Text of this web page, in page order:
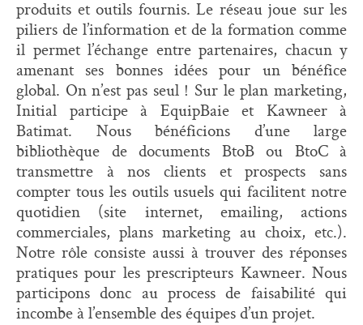
produits et outils fournis. Le réseau joue sur les
piliers de l’information et de la formation comme
il permet l’échange entre partenaires, chacun y
amenant ses bonnes idées pour un bénéfice
global. On n’est pas seul ! Sur le plan marketing,
Initial participe à EquipBaie et Kawneer à
Batimat. Nous bénéficions d’une large
bibliothèque de documents BtoB ou BtoC à
transmettre à nos clients et prospects sans
compter tous les outils usuels qui facilitent notre
quotidien (site internet, emailing, actions
commerciales, plans marketing au choix, etc.).
Notre rôle consiste aussi à trouver des réponses
pratiques pour les prescripteurs Kawneer. Nous
participons donc au process de faisabilité qui
incombe à l’ensemble des équipes d’un projet.